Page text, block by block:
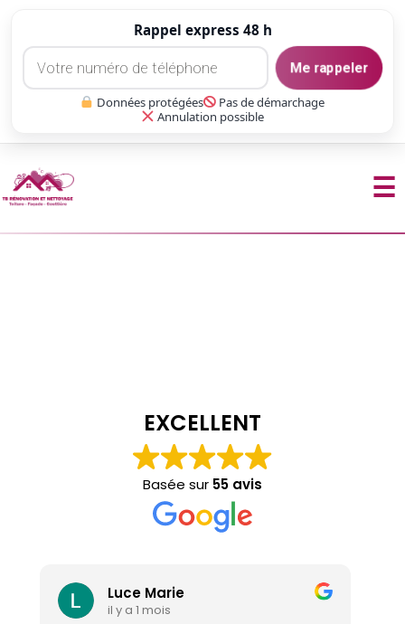
Rappel express 48 h
Me rappeler
Données protégées
Pas de démarchage
Annulation possible
☰
EXCELLENT
Basée sur 55 avis
Luce Marie
il y a 1 mois